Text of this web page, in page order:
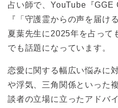
占い師で、YouTube『
『「守護霊からの声を届け
夏葉先生に2025年を占って
でも話題になっています。
恋愛に関する幅広い悩みに
や浮気、三角関係といった
談者の立場に立ったアドバ